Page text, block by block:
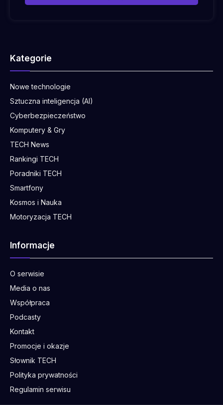
Kategorie
Nowe technologie
Sztuczna inteligencja (AI)
Cyberbezpieczeństwo
Komputery & Gry
TECH News
Rankingi TECH
Poradniki TECH
Smartfony
Kosmos i Nauka
Motoryzacja TECH
Informacje
O serwisie
Media o nas
Współpraca
Podcasty
Kontakt
Promocje i okazje
Słownik TECH
Polityka prywatności
Regulamin serwisu